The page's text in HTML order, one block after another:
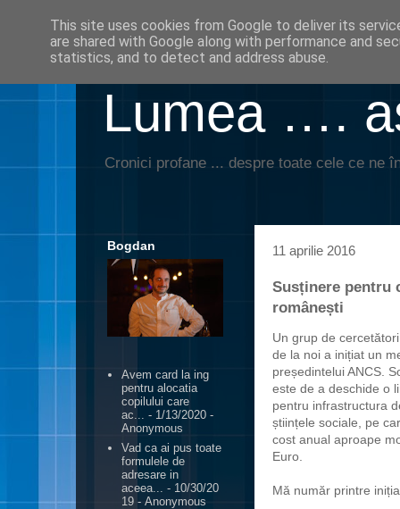
Lumea ….
Cronici profane ... despre toate cele ce ne
11 aprilie 2016
Susținere pentru
românești
Un grup de
de la noi a inițiat un
președintelui ANCS.
este de a deschide o
pentru infrastructura
științele sociale, pe
cost anual aproape
Euro.
Mă număr printre
Bogdan
Avem card la ing
pentru alocatia
copilului care
ac... - 1/13/2020 -
Anonymous
Vad ca ai pus toate
formulele de
adresare in
aceea...
- 10/30/20
19 - Anonymous
This site uses cookies from Google to deliver its
are shared with Google along with performance and
statistics, and to detect and address abuse.